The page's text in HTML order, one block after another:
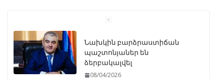
ձերբակալվել
Artemis II առաքելությունը
ավարտում է Լուսնի շուրջ